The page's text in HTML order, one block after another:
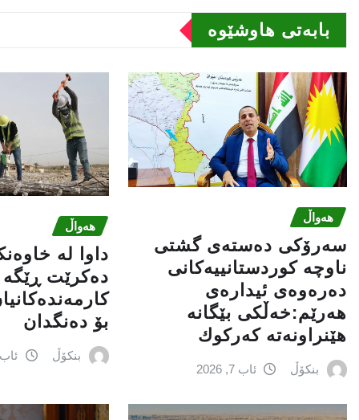
بابەتى هاوشێوە
هەواڵ
سه‌رۆكی دەستەی گشتی
ناوچە كوردستانییەكانی
دەرەوەی ئیدارەی
هەرێم:خه‌ڵكی بێگانه‌
هێنراونه‌ته‌ كه‌ركوك
بنکۆڵ ئاب 7, 2026
هەواڵ
داوا لە
دەکرێت ڕێگە
بۆ دەنگدان
بنکۆڵ ئاب 6, 2026